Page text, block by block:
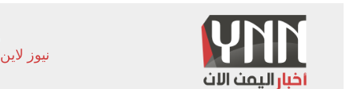
نيوز لاين